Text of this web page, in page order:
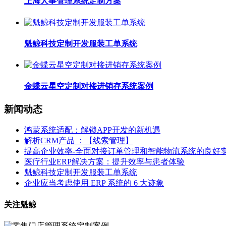
魁鲸科技定制开发服装工单系统
金蝶云星空定制对接进销存系统案例
新闻动态
鸿蒙系统适配：解锁APP开发的新机遇
解析CRM产品 ：【线索管理】
提高企业效率-全面对接订单管理和智能物流系统的良好
医疗行业ERP解决方案：提升效率与患者体验
魁鲸科技定制开发服装工单系统
企业应当考虑使用 ERP 系统的 6 大迹象
关注魁鲸